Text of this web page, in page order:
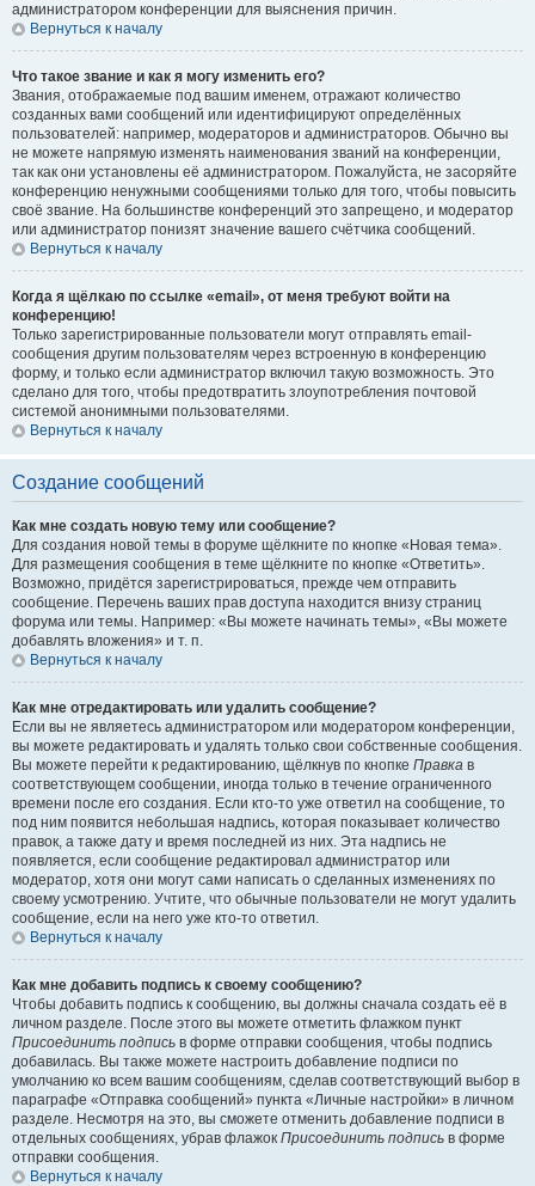
администратором конференции для выяснения причин.
Вернуться к началу
Что такое звание и как я могу изменить его?
Звания, отображаемые под вашим именем, отражают количество
созданных вами сообщений или идентифицируют определённых
пользователей: например, модераторов и администраторов. Обычно вы
не можете напрямую изменять наименования званий на конференции,
так как они установлены её администратором. Пожалуйста, не засоряйте
конференцию ненужными сообщениями только для того, чтобы повысить
своё звание. На большинстве конференций это запрещено, и модератор
или администратор понизят значение вашего счётчика сообщений.
Вернуться к началу
Когда я щёлкаю по ссылке «email», от меня требуют войти на
конференцию!
Только зарегистрированные пользователи могут отправлять email-
сообщения другим пользователям через встроенную в конференцию
форму, и только если администратор включил такую возможность. Это
сделано для того, чтобы предотвратить злоупотребления почтовой
системой анонимными пользователями.
Вернуться к началу
Создание сообщений
Как мне создать новую тему или сообщение?
Для создания новой темы в форуме щёлкните по кнопке «Новая тема».
Для размещения сообщения в теме щёлкните по кнопке «Ответить».
Возможно, придётся зарегистрироваться, прежде чем отправить
сообщение. Перечень ваших прав доступа находится внизу страниц
форума или темы. Например: «Вы можете начинать темы», «Вы можете
добавлять вложения» и т. п.
Вернуться к началу
Как мне отредактировать или удалить сообщение?
Если вы не являетесь администратором или модератором конференции,
вы можете редактировать и удалять только свои собственные сообщения.
Вы можете перейти к редактированию, щёлкнув по кнопке Правка в
соответствующем сообщении, иногда только в течение ограниченного
времени после его создания. Если кто-то уже ответил на сообщение, то
под ним появится небольшая надпись, которая показывает количество
правок, а также дату и время последней из них. Эта надпись не
появляется, если сообщение редактировал администратор или
модератор, хотя они могут сами написать о сделанных изменениях по
своему усмотрению. Учтите, что обычные пользователи не могут удалить
сообщение, если на него уже кто-то ответил.
Вернуться к началу
Как мне добавить подпись к своему сообщению?
Чтобы добавить подпись к сообщению, вы должны сначала создать её в
личном разделе. После этого вы можете отметить флажком пункт
Присоединить подпись в форме отправки сообщения, чтобы подпись
добавилась. Вы также можете настроить добавление подписи по
умолчанию ко всем вашим сообщениям, сделав соответствующий выбор в
параграфе «Отправка сообщений» пункта «Личные настройки» в личном
разделе. Несмотря на это, вы сможете отменить добавление подписи в
отдельных сообщениях, убрав флажок Присоединить подпись в форме
отправки сообщения.
Вернуться к началу